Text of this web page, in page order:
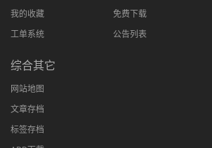
我的收藏
工单系统
免费下载
公告列表
综合其它
网站地图
文章存档
标签存档